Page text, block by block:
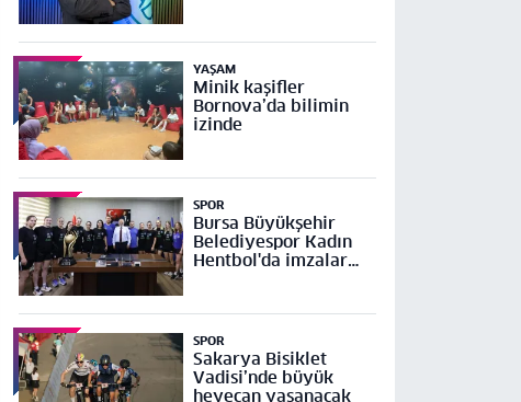
YAŞAM
Minik kaşifler
Bornova’da bilimin
izinde
SPOR
Bursa Büyükşehir
Belediyespor Kadın
Hentbol'da imzalar
SPOR
Sakarya Bisiklet
Vadisi’nde büyük
heyecan yaşanacak